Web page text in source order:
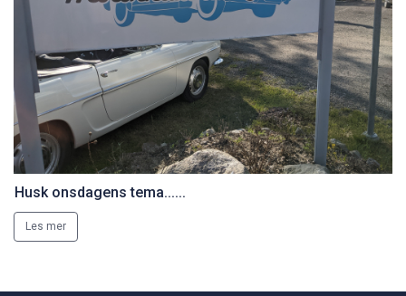
Husk onsdagens tema......
Les mer